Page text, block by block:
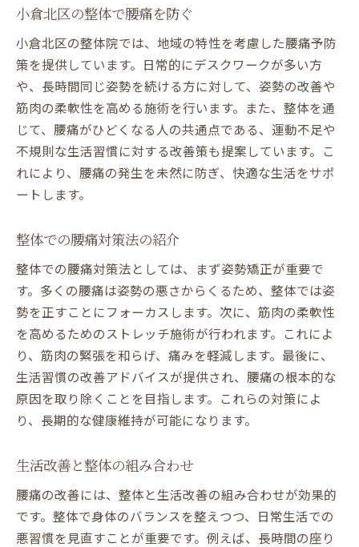
小倉北区の整体で腰痛を防ぐ
小倉北区の整体院では、地域の特性を考慮した腰痛予防
策を提供しています。日常的にデスクワークが多い方
や、長時間同じ姿勢を続ける方に対して、姿勢の改善や
筋肉の柔軟性を高める施術を行います。また、整体を通
じて、腰痛がひどくなる人の共通点である、運動不足や
不規則な生活習慣に対する改善策も提案しています。こ
れにより、腰痛の発生を未然に防ぎ、快適な生活をサポ
ートします。
整体での腰痛対策法の紹介
整体での腰痛対策法としては、まず姿勢矯正が重要で
す。多くの腰痛は姿勢の悪さからくるため、整体では姿
勢を正すことにフォーカスします。次に、筋肉の柔軟性
を高めるためのストレッチ施術が行われます。これによ
り、筋肉の緊張を和らげ、痛みを軽減します。最後に、
生活習慣の改善アドバイスが提供され、腰痛の根本的な
原因を取り除くことを目指します。これらの対策によ
り、長期的な健康維持が可能になります。
生活改善と整体の組み合わせ
腰痛の改善には、整体と生活改善の組み合わせが効果的
です。整体で身体のバランスを整えつつ、日常生活での
悪習慣を見直すことが重要です。例えば、長時間の座り